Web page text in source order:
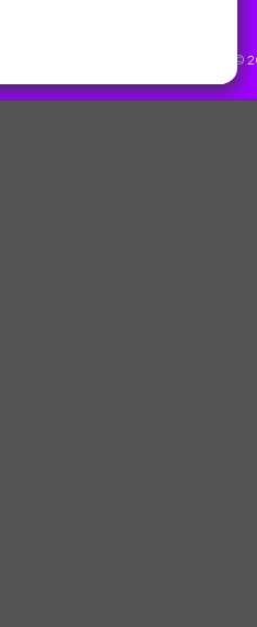
ZlotyNauczyciel.pl ©